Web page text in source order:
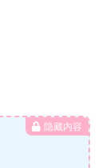
隐藏内容